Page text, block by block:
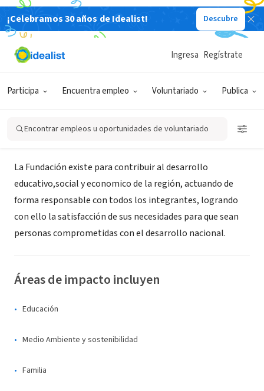
¡Celebramos 30 años de Idealist! Descubre
Participa Encuentra empleo Voluntariado Publica
Ingresa Regístrate
Encontrar empleos u oportunidades de voluntariado
ORGANIZACIÓN SIN FIN DE LUCRO
Fundación Comunitaria de
Córdoba
Montería, COR, Colombia
Acerca de
La Fundación existe para contribuir al desarrollo
educativo,social y economico de la región, actuando de
forma responsable con todos los integrantes, logrando
con ello la satisfacción de sus necesidades para que sean
personas comprometidas con el desarrollo nacional.
Áreas de impacto incluyen
Educación
Medio Ambiente y sostenibilidad
Familia